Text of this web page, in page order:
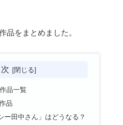
品をまとめました。
品一覧
品
ー田中さん」はどうなる？